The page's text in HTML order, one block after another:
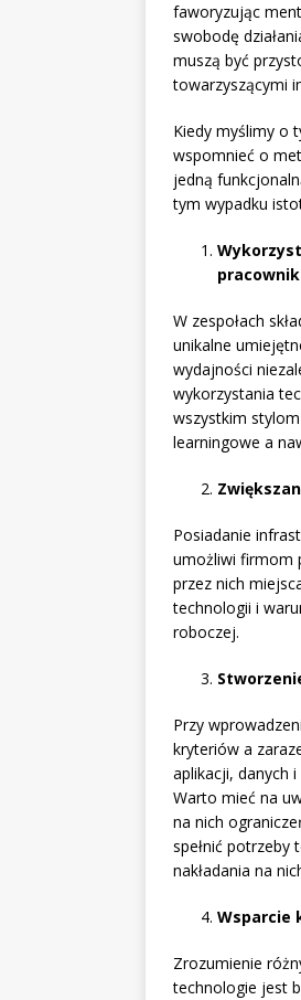
faworyzując
swobodę
muszą być
towarzyszącymi
Kiedy myślimy o
wspomnieć o
jedną
tym wypadku
W zespołach
unikalne
wydajności
wykorzystania
wszystkim
learningowe a
Posiadanie
umożliwi firmom
przez nich
technologii i
roboczej.
Przy
kryteriów a
aplikacji, danych
Warto mieć na
na nich
spełnić potrzeby
nakładania na
Wsparcie
Zrozumienie
technologie jest